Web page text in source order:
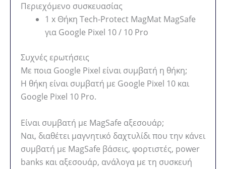
Περιεχόμενο συσκευασίας
1 x Θήκη Tech-Protect MagMat MagSafe
για Google Pixel 10 / 10 Pro
Συχνές ερωτήσεις
Με ποια Google Pixel είναι συμβατή η θήκη;
Η θήκη είναι συμβατή με Google Pixel 10 και
Google Pixel 10 Pro.
Είναι συμβατή με MagSafe αξεσουάρ;
Ναι, διαθέτει μαγνητικό δαχτυλίδι που την κάνει
συμβατή με MagSafe βάσεις, φορτιστές, power
banks και αξεσουάρ, ανάλογα με τη συσκευή